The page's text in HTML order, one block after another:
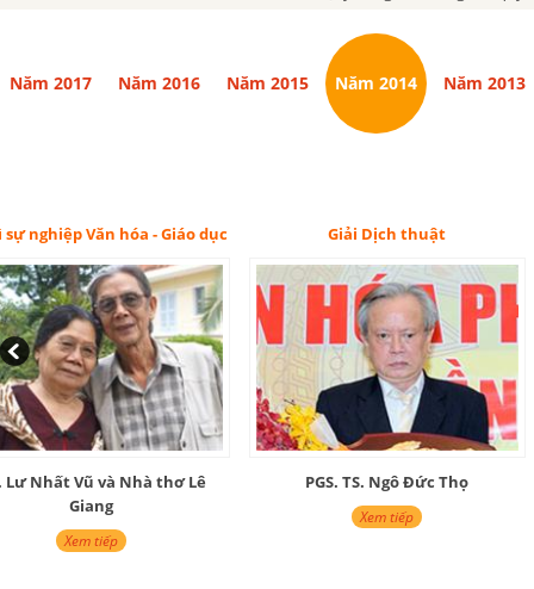
Năm 2017 Năm 2016 Năm 2015 Năm 2014 Năm 2013
Giải Dịch thuật
PGS. TS. Ngô Đức Thọ
Giải Nghiên cứu
Nhà sử học Tạ Chí Đại
Xem tiếp